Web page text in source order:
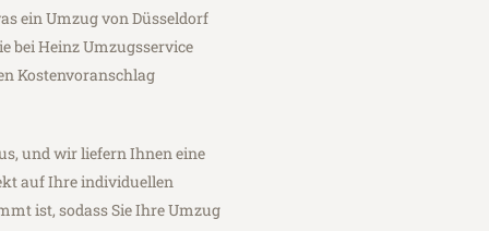
ein Umzug von Düsseldorf
bei Heinz Umzugsservice
Kostenvoranschlag
und wir liefern Ihnen eine
auf Ihre individuellen
ist, sodass Sie Ihre Umzug